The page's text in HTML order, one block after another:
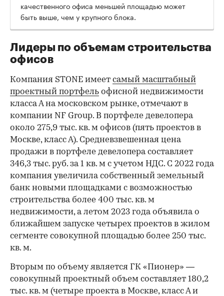
качественного офиса меньшей площадью может
быть выше, чем у крупного блока.
Лидеры по объемам строительства
офисов
Компания STONE имеет самый масштабный
проектный портфель офисной недвижимости
класса А на московском рынке, отмечают в
компании NF Group. В портфеле девелопера
около 275,9 тыс. кв. м офисов (пять проектов в
Москве, класс А). Средневзвешенная цена
продажи в портфеле девелопера составляет
346,3 тыс. руб. за 1 кв. м с учетом НДС. С 2022 года
компания увеличила собственный земельный
банк новыми площадками с возможностью
строительства более 400 тыс. кв. м
недвижимости, а летом 2023 года объявила о
ближайшем запуске четырех проектов в жилом
сегменте совокупной площадью более 250 тыс.
кв. м.
Вторым по объему является ГК «Пионер» —
совокупный проектный объем составляет 180,2
тыс. кв. м (четыре проекта в Москве, класс А и